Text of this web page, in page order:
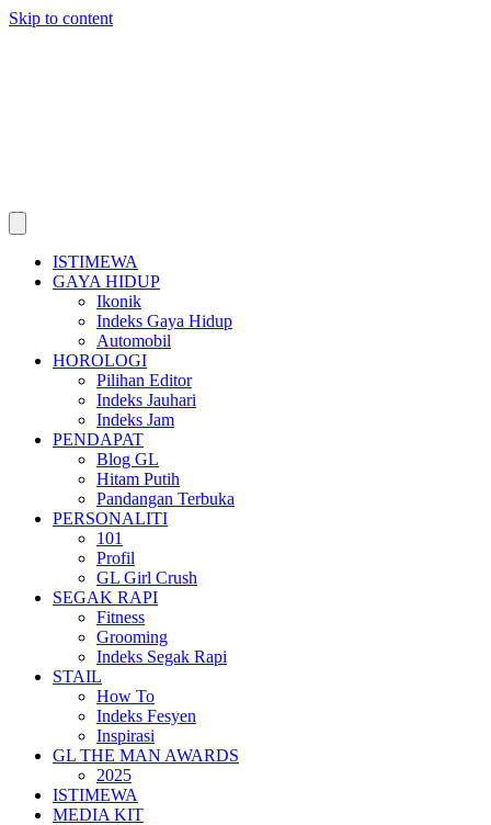
Skip to content
ISTIMEWA
GAYA HIDUP
Ikonik
Indeks Gaya Hidup
Automobil
HOROLOGI
Pilihan Editor
Indeks Jauhari
Indeks Jam
PENDAPAT
Blog GL
Hitam Putih
Pandangan Terbuka
PERSONALITI
101
Profil
GL Girl Crush
SEGAK RAPI
Fitness
Grooming
Indeks Segak Rapi
STAIL
How To
Indeks Fesyen
Inspirasi
GL THE MAN AWARDS
2025
ISTIMEWA
MEDIA KIT